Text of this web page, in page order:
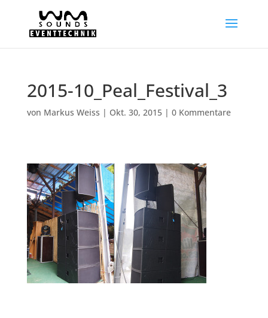
2015-10_Peal_Festival_3
von Markus Weiss | Okt. 30, 2015| 0 Kommentare